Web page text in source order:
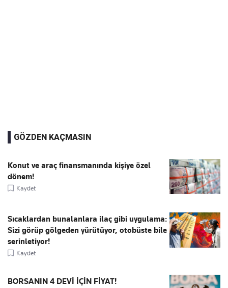
GÖZDEN KAÇMASIN
Konut ve araç finansmanında kişiye özel
dönem!
Kaydet
Sıcaklardan bunalanlara ilaç gibi uygulama:
Sizi görüp gölgeden yürütüyor, otobüste bile
serinletiyor!
Kaydet
BORSANIN 4 DEVİ İÇİN FİYAT!